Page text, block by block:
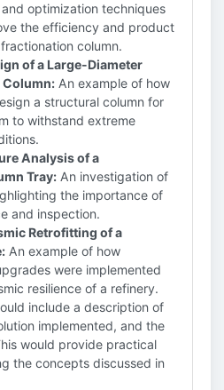
optimization techniques
the efficiency and product
column.
of a Large-Diameter
An example of how
a structural column for
to withstand extreme
Analysis of a
Tray: An investigation of
the importance of
and inspection.
Retrofitting of a
An example of how
were implemented
resilience of a refinery.
include a description of
implemented, and the
would provide practical
the concepts discussed in